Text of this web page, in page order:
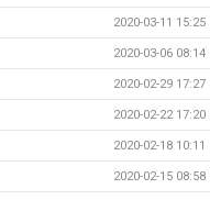
2020-03-11 15:25
2020-03-06 08:14
2020-02-29 17:27
2020-02-22 17:20
2020-02-18 10:11
2020-02-15 08:58